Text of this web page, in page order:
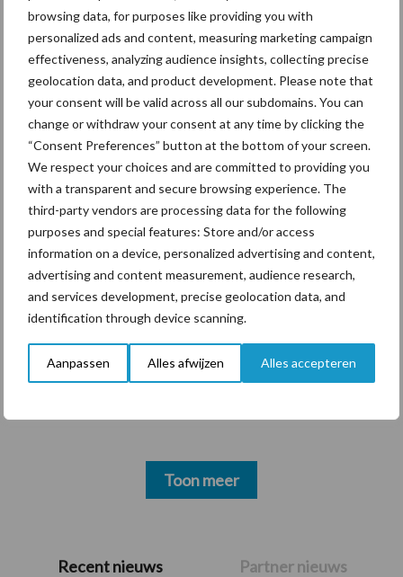
browsing data, for purposes like providing you with
personalized ads and content, measuring marketing campaign
effectiveness, analyzing audience insights, collecting precise
geolocation data, and product development. Please note that
your consent will be valid across all our subdomains. You can
change or withdraw your consent at any time by clicking the
“Consent Preferences” button at the bottom of your screen.
We respect your choices and are committed to providing you
with a transparent and secure browsing experience. The
third-party vendors are processing data for the following
purposes and special features: Store and/or access
information on a device, personalized advertising and content,
advertising and content measurement, audience research,
and services development, precise geolocation data, and
identification through device scanning.
Aanpassen Alles afwijzen Alles accepteren
PrimaireRecent nieuws Partner nieuws
ForFarmers ziet volume en
marktaandeel groeien in
krimpende Nederlandse
markt
Themapagina's
Diergezondheid Bemesting Fokkerij
Compost Dierlijke mest
Toon meer